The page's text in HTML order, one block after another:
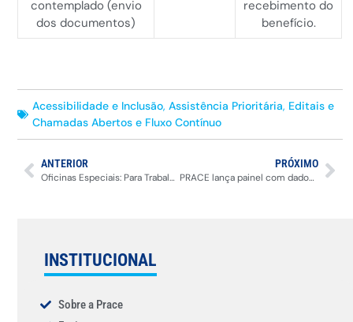
contemplado (envio
dos documentos)
recebimento do
benefício.
Acessibilidade e Inclusão,Assistência Prioritária, Editais e
Chamadas Abertos e Fluxo Contínuo
ANTERIOR
Oficinas Especiais: Para Trabalhadores e Trabalhadoras da UNIFAL
PRÓXIMO
PRACE lança painel com dados atualizados sobre subsídio e benefício alimentação do RU
INSTITUCIONAL
Sobre a Prace